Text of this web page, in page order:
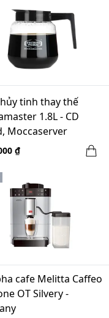
tinh thay thế
1.8L - CD
Moccaserver
₫
cafe Melitta Caffeo
OT Silvery -